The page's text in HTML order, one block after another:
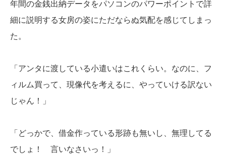
年間の金銭出納データをパソコンのパワーポイントで詳
細に説明する女房の姿にただならぬ気配を感じてしまっ
た。
「アンタに渡している小遣いはこれくらい。なのに、フ
ィルム買って、現像代を考えるに、やっていける訳ない
じゃん！」
「どっかで、借金作っている形跡も無いし、無理してる
でしょ！ 言いなさいっ！」